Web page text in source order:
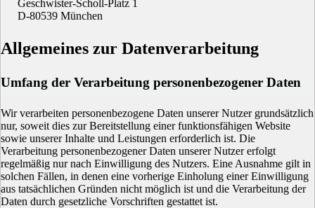
Geschwister-Scholl-Platz 1
D-80539 München
Allgemeines zur Datenverarbeitung
Umfang der Verarbeitung personenbezogener Daten
Wir verarbeiten personenbezogene Daten unserer Nutzer grundsätzlich
nur, soweit dies zur Bereitstellung einer funktionsfähigen Website
sowie unserer Inhalte und Leistungen erforderlich ist. Die
Verarbeitung personenbezogener Daten unserer Nutzer erfolgt
regelmäßig nur nach Einwilligung des Nutzers. Eine Ausnahme gilt in
solchen Fällen, in denen eine vorherige Einholung einer Einwilligung
aus tatsächlichen Gründen nicht möglich ist und die Verarbeitung der
Daten durch gesetzliche Vorschriften gestattet ist.